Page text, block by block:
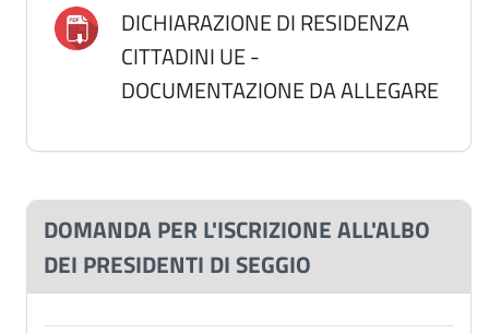
DICHIARAZIONE DI RESIDENZA
CITTADINI UE -
DOCUMENTAZIONE DA ALLEGARE
DOMANDA PER L'ISCRIZIONE ALL'ALBO
DEI PRESIDENTI DI SEGGIO